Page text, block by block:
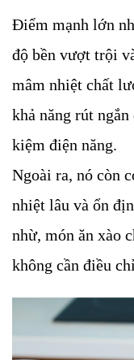
Điểm mạnh lớn
độ bền vượt trội
mâm nhiệt chất
khả năng rút
kiệm điện năng.
Ngoài ra, nó còn
nhiệt lâu và ổn
nhừ, món ăn xào
không cần điều